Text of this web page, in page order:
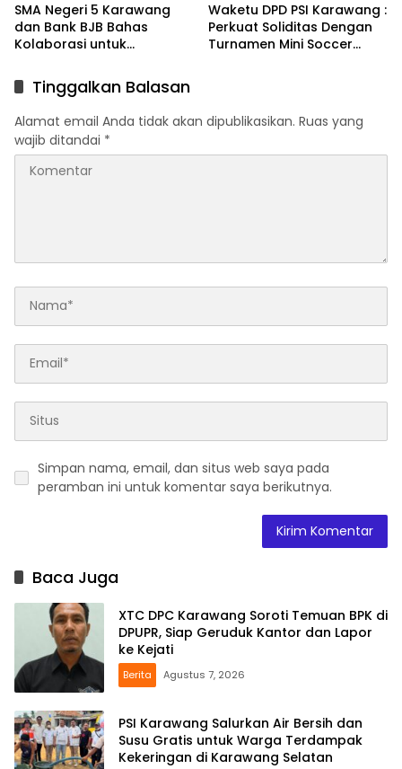
SMA Negeri 5 Karawang
dan Bank BJB Bahas
Kolaborasi untuk
Pendidikan
Waketu DPD PSI Karawang :
Perkuat Soliditas Dengan
Turnamen Mini Soccer
Tinggalkan Balasan
Alamat email Anda tidak akan dipublikasikan. Ruas yang
wajib ditandai *
Simpan nama, email, dan situs web saya pada
peramban ini untuk komentar saya berikutnya.
Baca Juga
XTC DPC Karawang Soroti Temuan BPK di
DPUPR, Siap Geruduk Kantor dan Lapor
ke Kejati
Berita Agustus 7, 2026
PSI Karawang Salurkan Air Bersih dan
Susu Gratis untuk Warga Terdampak
Kekeringan di Karawang Selatan